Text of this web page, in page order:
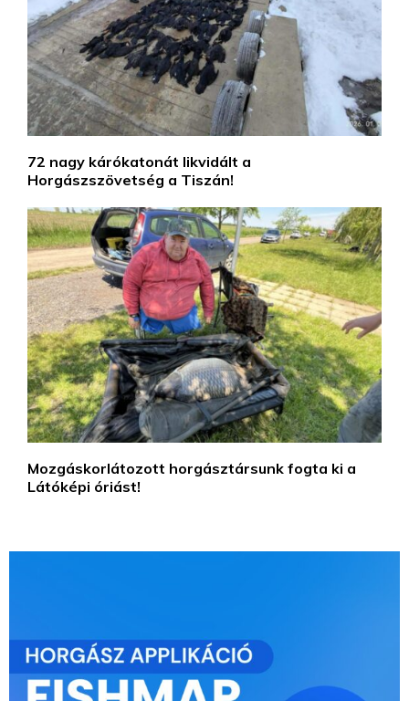
72 nagy kárókatonát likvidált a
Horgászszövetség a Tiszán!
Mozgáskorlátozott horgásztársunk fogta ki a
Látóképi óriást!